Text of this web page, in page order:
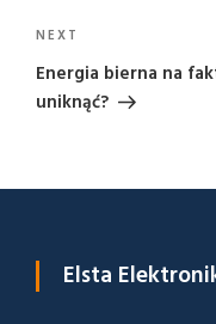
Next
Post
NEXT
Energia bierna na
uniknąć?
Elsta